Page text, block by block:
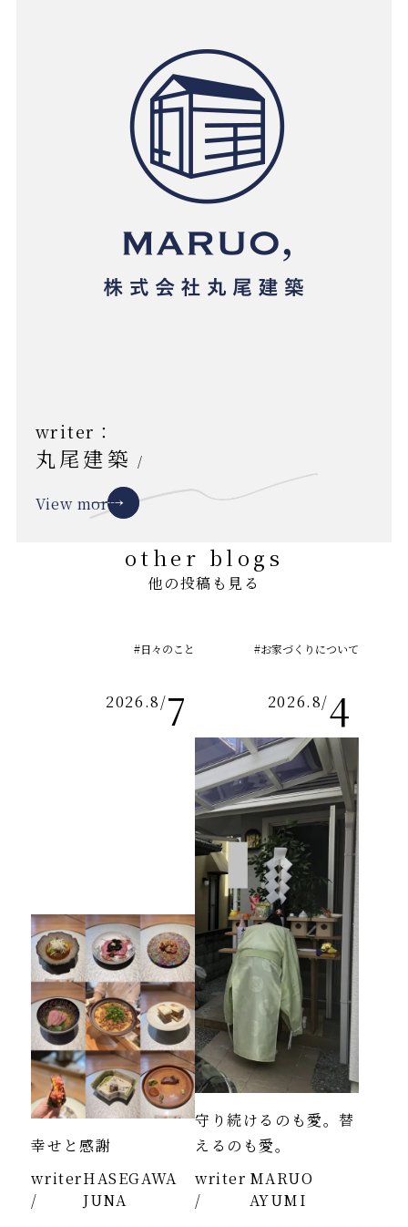
writer：
丸尾建築 /
View more
other blogs
他の投稿も見る
2026.8/7
幸せと感謝
#日々のこと
writer
/
HASEGAWA
JUNA
2026.8/4
守り続けるのも愛。替
えるのも愛。
#お家づくりについて
writer
/
MARUO
AYUMI